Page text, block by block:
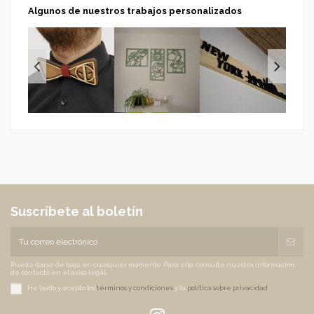
Algunos de nuestros trabajos personalizados
Suscríbete al boletín
Puede darse de baja en cualquier momento. Para ello, consulte nuestra información
de contacto en el aviso legal.
He leído y acepto lostérminos y condicionesy la política sobre privacidad